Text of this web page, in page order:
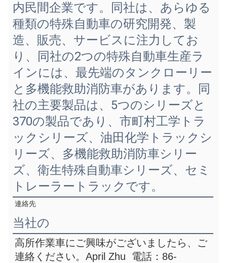
内民間企業です。同社は、あらゆる
種類の特殊自動車の研究開発、製
造、販売、サービスに注力してお
り、同社の2つの特殊自動車生産ラ
インには、最先端のタンクローリー
と多機能救助消防車があります。同
社の主要製品は、5つのシリーズと
370の製品であり、市町村工学トラ
ックシリーズ、油田化学トラックシ
リーズ、多機能救助消防車シリー
ズ、衛生特殊自動車シリーズ、セミ
トレーラートラックです。
連絡先
当社の
高所作業車にご興味がございましたら、ご
連絡ください。 April Zhu  電話：86-